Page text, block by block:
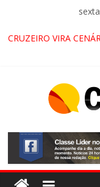
CRUZEIRO VIRA
PROMOTOR DO
ACESSO À
ALTERNATIVAS
LORENA,
PELA FÁBRICA DA